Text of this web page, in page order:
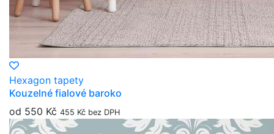
Hexagon tapety
Kouzelné fialové baroko
od 550 Kč 455 Kč bez DPH